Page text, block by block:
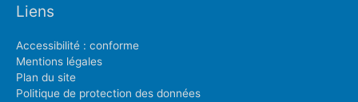
Liens
Accessibilité : conforme
Mentions légales
Plan du site
Politique de protection des données